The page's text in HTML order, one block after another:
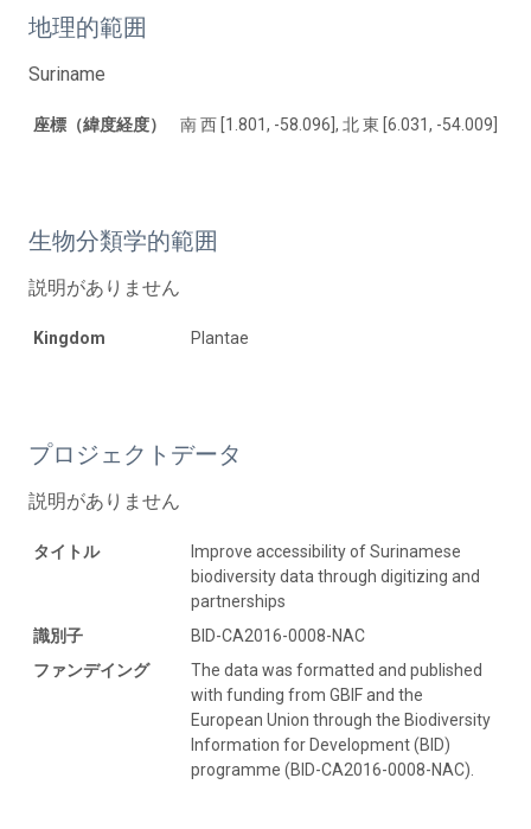
地理的範囲
Suriname
座標（緯度経度） 南 西 [1.801, -58.096], 北 東 [6.031, -54.009]
生物分類学的範囲
説明がありません
Kingdom Plantae
プロジェクトデータ
説明がありません
タイトル
Improve accessibility of Surinamese
biodiversity data through digitizing and
partnerships
識別子
BID-CA2016-0008-NAC
ファンデイング
The data was formatted and published
with funding from GBIF and the
European Union through the Biodiversity
Information for Development (BID)
programme (BID-CA2016-0008-NAC).